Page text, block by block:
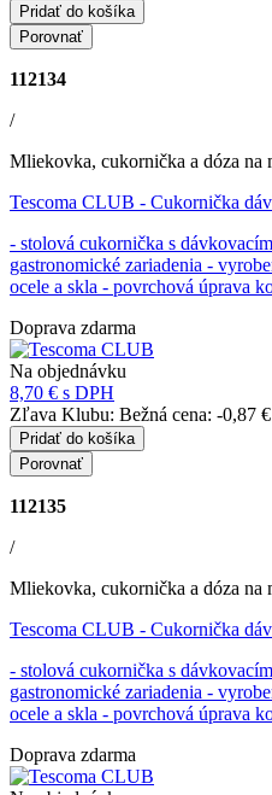
Pridať do košíka
Porovnať
112134
/
Mliekovka, cukornička a dóza na
Tescoma CLUB - Cukornička
- stolová cukornička s
gastronomické zariadenia -
ocele a skla - povrchová úprava
Doprava zdarma
Na objednávku
8,70 € s DPH
Zľava Klubu: Bežná cena: -0,87 €
Pridať do košíka
Porovnať
112135
/
Mliekovka, cukornička a dóza na
Tescoma CLUB - Cukornička
- stolová cukornička s
gastronomické zariadenia -
ocele a skla - povrchová úprava
Doprava zdarma